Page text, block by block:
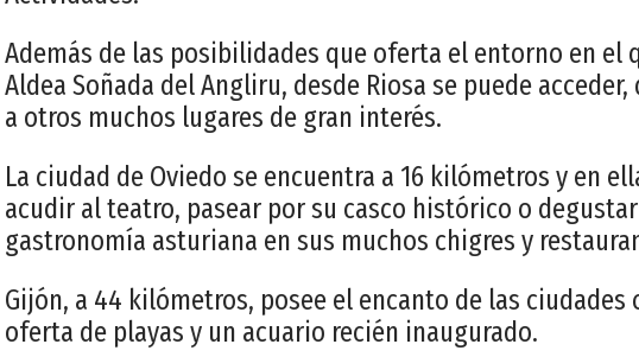
Además de las posibilidades que oferta el entorno en el
Aldea Soñada del Angliru, desde Riosa se puede
a otros muchos lugares de gran interés.
La ciudad de Oviedo se encuentra a 16 kilómetros y en
acudir al teatro, pasear por su casco histórico o
gastronomía asturiana en sus muchos chigres y
Gijón, a 44 kilómetros, posee el encanto de las ciudades
oferta de playas y un acuario recién inaugurado.